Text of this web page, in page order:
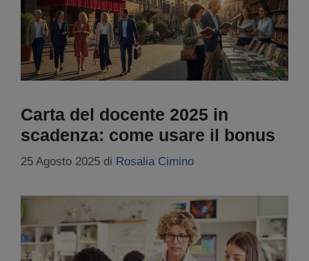
Carta del docente 2025 in
scadenza: come usare il bonus
25 Agosto 2025 di Rosalia Cimino